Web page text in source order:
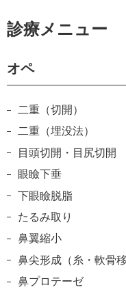
診療メニュー
オペ
二重（切開）
二重（埋没法）
目頭切開・目尻切開
眼瞼下垂
下眼瞼脱脂
たるみ取り
鼻翼縮小
鼻尖形成（糸・軟骨移
鼻プロテーゼ